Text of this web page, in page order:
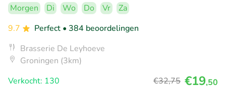
Morgen Di Wo Do Vr
Za
9.7
Perfect • 384 beoordelingen
Brasserie De Leyhoeve
Groningen (3km)
Verkocht: 130
€32,75 €19,50